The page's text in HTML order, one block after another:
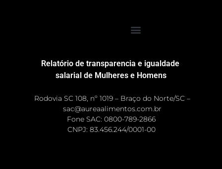
Rodovia SC 108, nº 1019 – Braço do Norte/SC –
sac@aureaalimentos.com.br
Fone SAC: 0800-789-2866
CNPJ: 83.456.244/0001-00 ​
Relatório de transparencia e igualdade
salarial de Mulheres e Homens